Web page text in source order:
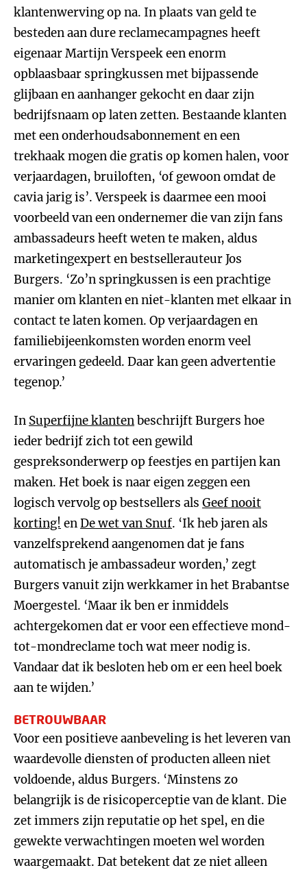
klantenwerving op na. In plaats van geld te
besteden aan dure reclamecampagnes heeft
eigenaar Martijn Verspeek een enorm
opblaasbaar springkussen met bijpassende
glijbaan en aanhanger gekocht en daar zijn
bedrijfsnaam op laten zetten. Bestaande klanten
met een onderhoudsabonnement en een
trekhaak mogen die gratis op komen halen, voor
verjaardagen, bruiloften, ‘of gewoon omdat de
cavia jarig is’. Verspeek is daarmee een mooi
voorbeeld van een ondernemer die van zijn fans
ambassadeurs heeft weten te maken, aldus
marketingexpert en bestsellerauteur Jos
Burgers. ‘Zo’n springkussen is een prachtige
manier om klanten en niet-klanten met elkaar in
contact te laten komen. Op verjaardagen en
familiebijeenkomsten worden enorm veel
ervaringen gedeeld. Daar kan geen advertentie
tegenop.’
In Superfijne klantenbeschrijft Burgers hoe
ieder bedrijf zich tot een gewild
gespreksonderwerp op feestjes en partijen kan
maken. Het boek is naar eigen zeggen een
logisch vervolg op bestsellers als Geef nooit
korting! enDe wet van Snuf. ‘Ik heb jaren als
vanzelfsprekend aangenomen dat je fans
automatisch je ambassadeur worden,’ zegt
Burgers vanuit zijn werkkamer in het Brabantse
Moergestel. ‘Maar ik ben er inmiddels
achtergekomen dat er voor een effectieve mond-
tot-mondreclame toch wat meer nodig is.
Vandaar dat ik besloten heb om er een heel boek
aan te wijden.’
BETROUWBAAR
Voor een positieve aanbeveling is het leveren van
waardevolle diensten of producten alleen niet
voldoende, aldus Burgers. ‘Minstens zo
belangrijk is de risicoperceptie van de klant. Die
zet immers zijn reputatie op het spel, en die
gewekte verwachtingen moeten wel worden
waargemaakt. Dat betekent dat ze niet alleen